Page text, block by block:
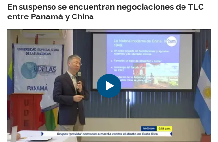
En suspenso se encuentran negociaciones de TLC
entre Panamá y China